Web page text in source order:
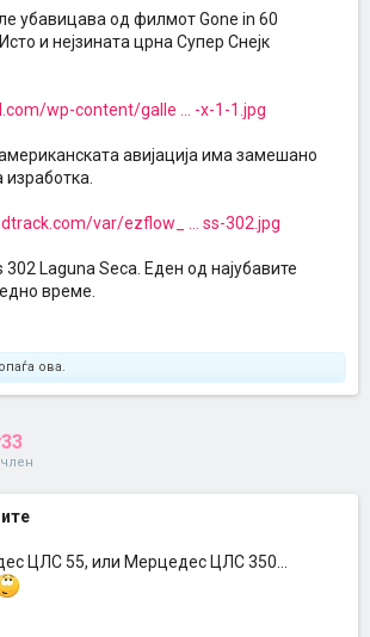
убавицава од филмот Gone in 60
и нејзината црна Супер Снејк
wp-content/galle ... -x-1-1.jpg
авијација има замешано
var/ezflow_ ... ss-302.jpg
302 Laguna Seca. Еден од најубавите
време.
ова.
ЦЛС 55, или Мерцедес ЦЛС 350...